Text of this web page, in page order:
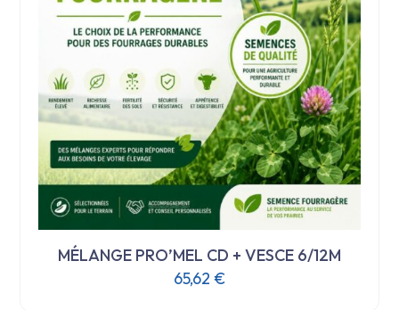
MÉLANGE PRO’MEL CD + VESCE 6/12M
65,62 €